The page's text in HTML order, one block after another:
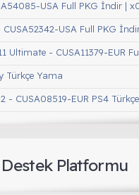
USA Full PKG İndir |
USA Full PKG
Ultimate - CUSA11379-EUR
Türkçe Yama
- CUSA08519-EUR PS4
Platformu